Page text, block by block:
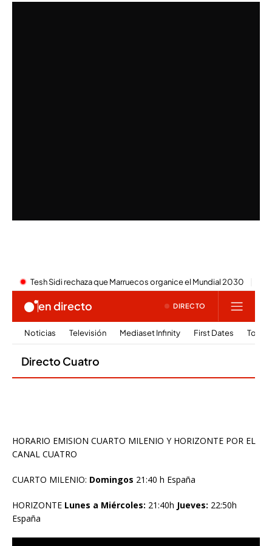
HORARIO EMISION CUARTO MILENIO Y HORIZONTE POR EL
CANAL CUATRO
CUARTO MILENIO: Domingos 21:40 h España
HORIZONTE Lunes a Miércoles: 21:40h Jueves: 22:50h
España